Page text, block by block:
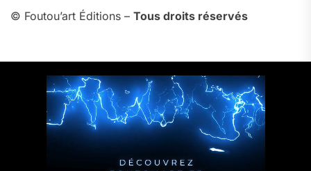
© Foutou’art Éditions – Tous droits réservés